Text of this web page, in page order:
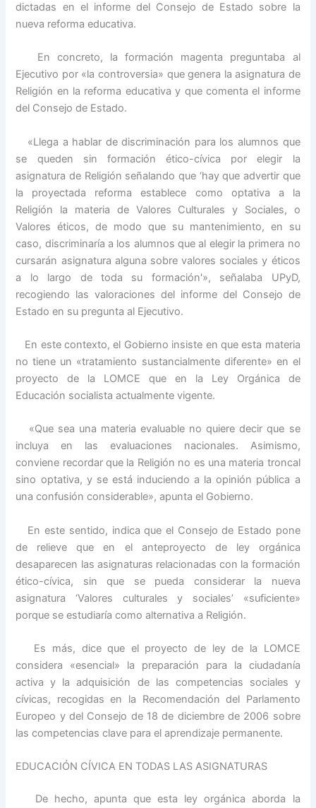
dictadas en el informe del Consejo de Estado sobre la
nueva reforma educativa.
En concreto, la formación magenta preguntaba al
Ejecutivo por «la controversia» que genera la asignatura de
Religión en la reforma educativa y que comenta el informe
del Consejo de Estado.
«Llega a hablar de discriminación para los alumnos que
se queden sin formación ético-cívica por elegir la
asignatura de Religión señalando que ‘hay que advertir que
la proyectada reforma establece como optativa a la
Religión la materia de Valores Culturales y Sociales, o
Valores éticos, de modo que su mantenimiento, en su
caso, discriminaría a los alumnos que al elegir la primera no
cursarán asignatura alguna sobre valores sociales y éticos
a lo largo de toda su formación'», señalaba UPyD,
recogiendo las valoraciones del informe del Consejo de
Estado en su pregunta al Ejecutivo.
En este contexto, el Gobierno insiste en que esta materia
no tiene un «tratamiento sustancialmente diferente» en el
proyecto de la LOMCE que en la Ley Orgánica de
Educación socialista actualmente vigente.
«Que sea una materia evaluable no quiere decir que se
incluya en las evaluaciones nacionales. Asimismo,
conviene recordar que la Religión no es una materia troncal
sino optativa, y se está induciendo a la opinión pública a
una confusión considerable», apunta el Gobierno.
En este sentido, indica que el Consejo de Estado pone
de relieve que en el anteproyecto de ley orgánica
desaparecen las asignaturas relacionadas con la formación
ético-cívica, sin que se pueda considerar la nueva
asignatura ‘Valores culturales y sociales’ «suficiente»
porque se estudiaría como alternativa a Religión.
Es más, dice que el proyecto de ley de la LOMCE
considera «esencial» la preparación para la ciudadanía
activa y la adquisición de las competencias sociales y
cívicas, recogidas en la Recomendación del Parlamento
Europeo y del Consejo de 18 de diciembre de 2006 sobre
las competencias clave para el aprendizaje permanente.
EDUCACIÓN CÍVICA EN TODAS LAS ASIGNATURAS
De hecho, apunta que esta ley orgánica aborda la